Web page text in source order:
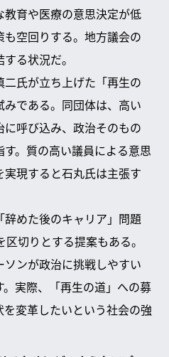
育や医療の意思決定が低
空回りする。地方議会の
る状況だ。
氏が立ち上げた「再生の
である。同団体は、高い
呼び込み、政治そのもの
。質の高い議員による意思
現すると石丸氏は主張す
めた後のキャリア」問題
切りとする提案もある。
ンが政治に挑戦しやすい
実際、「再生の道」への募
変革したいという社会の強